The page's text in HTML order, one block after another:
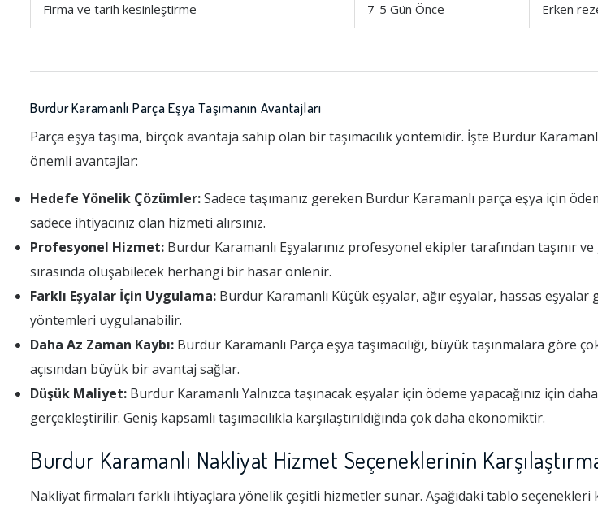
Firma ve tarih kesinleştirme 7-5 Gün Önce Erken
Burdur Karamanlı Parça Eşya Taşımanın Avantajları
Parça eşya taşıma, birçok avantaja sahip olan bir taşımacılık yöntemidir. İşte Burdur Karamanlı
önemli avantajlar:
Hedefe Yönelik Çözümler:Sadece taşımanız gereken Burdur Karamanlı parça eşya için
sadece ihtiyacınız olan hizmeti alırsınız.
Profesyonel Hizmet: Burdur Karamanlı Eşyalarınız profesyonel ekipler tarafından taşınır
sırasında oluşabilecek herhangi bir hasar önlenir.
Farklı Eşyalar İçin Uygulama: Burdur Karamanlı Küçük eşyalar, ağır eşyalar, hassas
yöntemleri uygulanabilir.
Daha Az Zaman Kaybı: Burdur Karamanlı Parça eşya taşımacılığı, büyük taşınmalara göre
açısından büyük bir avantaj sağlar.
Düşük Maliyet: Burdur Karamanlı Yalnızca taşınacak eşyalar için ödeme yapacağınız için
gerçekleştirilir. Geniş kapsamlı taşımacılıkla karşılaştırıldığında çok daha ekonomiktir.
Burdur Karamanlı Nakliyat Hizmet Seçeneklerinin
Nakliyat firmaları farklı ihtiyaçlara yönelik çeşitli hizmetler sunar. Aşağıdaki tablo seçenekleri